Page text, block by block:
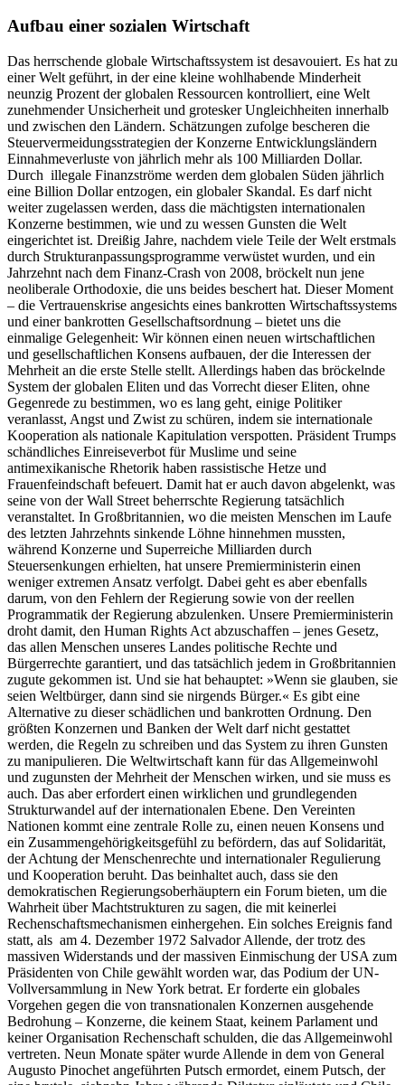
Aufbau einer sozialen Wirtschaft
Das herrschende globale Wirtschaftssystem ist desavouiert. Es hat zu
einer Welt geführt, in der eine kleine wohlhabende Minderheit
neunzig Prozent der globalen Ressourcen kontrolliert, eine Welt
zunehmender Unsicherheit und grotesker Ungleichheiten innerhalb
und zwischen den Ländern. Schätzungen zufolge bescheren die
Steuervermeidungsstrategien der Konzerne Entwicklungsländern
Einnahmeverluste von jährlich mehr als 100 Milliarden Dollar.
Durch illegale Finanzströme werden dem globalen Süden jährlich
eine Billion Dollar entzogen, ein globaler Skandal. Es darf nicht
weiter zugelassen werden, dass die mächtigsten internationalen
Konzerne bestimmen, wie und zu wessen Gunsten die Welt
eingerichtet ist. Dreißig Jahre, nachdem viele Teile der Welt erstmals
durch Strukturanpassungsprogramme verwüstet wurden, und ein
Jahrzehnt nach dem Finanz-Crash von 2008, bröckelt nun jene
neoliberale Orthodoxie, die uns beides beschert hat. Dieser Moment
– die Vertrauenskrise angesichts eines bankrotten Wirtschaftssystems
und einer bankrotten Gesellschaftsordnung – bietet uns die
einmalige Gelegenheit: Wir können einen neuen wirtschaftlichen
und gesellschaftlichen Konsens aufbauen, der die Interessen der
Mehrheit an die erste Stelle stellt. Allerdings haben das bröckelnde
System der globalen Eliten und das Vorrecht dieser Eliten, ohne
Gegenrede zu bestimmen, wo es lang geht, einige Politiker
veranlasst, Angst und Zwist zu schüren, indem sie internationale
Kooperation als nationale Kapitulation verspotten. Präsident Trumps
schändliches Einreiseverbot für Muslime und seine
antimexikanische Rhetorik haben rassistische Hetze und
Frauenfeindschaft befeuert. Damit hat er auch davon abgelenkt, was
seine von der Wall Street beherrschte Regierung tatsächlich
veranstaltet. In Großbritannien, wo die meisten Menschen im Laufe
des letzten Jahrzehnts sinkende Löhne hinnehmen mussten,
während Konzerne und Superreiche Milliarden durch
Steuersenkungen erhielten, hat unsere Premierministerin einen
weniger extremen Ansatz verfolgt. Dabei geht es aber ebenfalls
darum, von den Fehlern der Regierung sowie von der reellen
Programmatik der Regierung abzulenken. Unsere Premierministerin
droht damit, den Human Rights Act abzuschaffen – jenes Gesetz,
das allen Menschen unseres Landes politische Rechte und
Bürgerrechte garantiert, und das tatsächlich jedem in Großbritannien
zugute gekommen ist. Und sie hat behauptet: »Wenn sie glauben, sie
seien Weltbürger, dann sind sie nirgends Bürger.« Es gibt eine
Alternative zu dieser schädlichen und bankrotten Ordnung. Den
größten Konzernen und Banken der Welt darf nicht gestattet
werden, die Regeln zu schreiben und das System zu ihren Gunsten
zu manipulieren. Die Weltwirtschaft kann für das Allgemeinwohl
und zugunsten der Mehrheit der Menschen wirken, und sie muss es
auch. Das aber erfordert einen wirklichen und grundlegenden
Strukturwandel auf der internationalen Ebene. Den Vereinten
Nationen kommt eine zentrale Rolle zu, einen neuen Konsens und
ein Zusammengehörigkeitsgefühl zu befördern, das auf Solidarität,
der Achtung der Menschenrechte und internationaler Regulierung
und Kooperation beruht. Das beinhaltet auch, dass sie den
demokratischen Regierungsoberhäuptern ein Forum bieten, um die
Wahrheit über Machtstrukturen zu sagen, die mit keinerlei
Rechenschaftsmechanismen einhergehen. Ein solches Ereignis fand
statt, als am 4. Dezember 1972 Salvador Allende, der trotz des
massiven Widerstands und der massiven Einmischung der USA zum
Präsidenten von Chile gewählt worden war, das Podium der UN-
Vollversammlung in New York betrat. Er forderte ein globales
Vorgehen gegen die von transnationalen Konzernen ausgehende
Bedrohung – Konzerne, die keinem Staat, keinem Parlament und
keiner Organisation Rechenschaft schulden, die das Allgemeinwohl
vertreten. Neun Monate später wurde Allende in dem von General
Augusto Pinochet angeführten Putsch ermordet, einem Putsch, der